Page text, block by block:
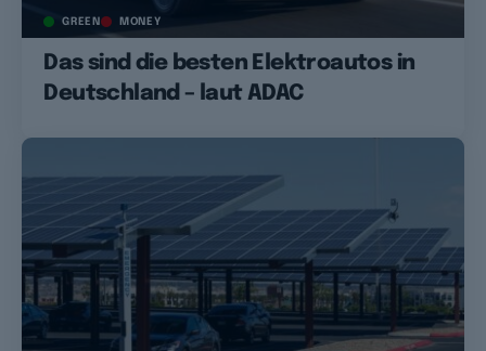
GREEN MONEY
Das sind die besten Elektroautos in
Deutschland – laut ADAC